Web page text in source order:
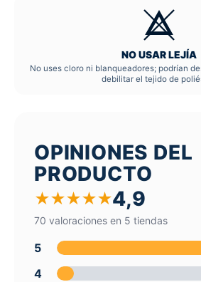
NO USAR LEJÍA
No uses cloro ni blanqueadores; podrían
debilitar el tejido de
OPINIONES DEL
PRODUCTO
★★★★★4,9
70 valoraciones en 5 tiendas
5
4